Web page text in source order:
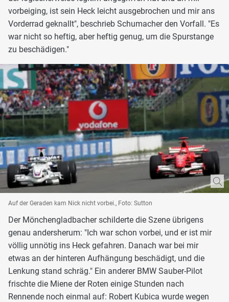
vorbeiging, ist sein Heck leicht ausgebrochen und mir ans
Vorderrad geknallt", beschrieb Schumacher den Vorfall. "Es
war nicht so heftig, aber heftig genug, um die Spurstange
zu beschädigen."
Auf der Geraden kam Nick nicht vorbei., Foto: Sutton
Der Mönchengladbacher schilderte die Szene übrigens
genau andersherum: "Ich war schon vorbei, und er ist mir
völlig unnötig ins Heck gefahren. Danach war bei mir
etwas an der hinteren Aufhängung beschädigt, und die
Lenkung stand schräg." Ein anderer BMW Sauber-Pilot
frischte die Miene der Roten einige Stunden nach
Rennende noch einmal auf: Robert Kubica wurde wegen